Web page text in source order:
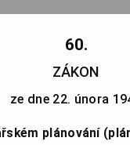
60.
ZÁKON
ze dne 22. února
plánování